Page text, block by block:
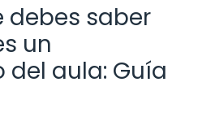
debes saber
un
aula: Guía